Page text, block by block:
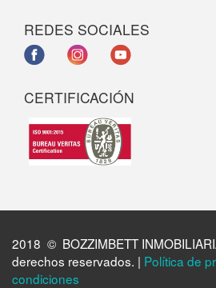
REDES SOCIALES
CERTIFICACIÓN
2018 © BOZZIMBETT
derechos reservados. | Política de
condiciones